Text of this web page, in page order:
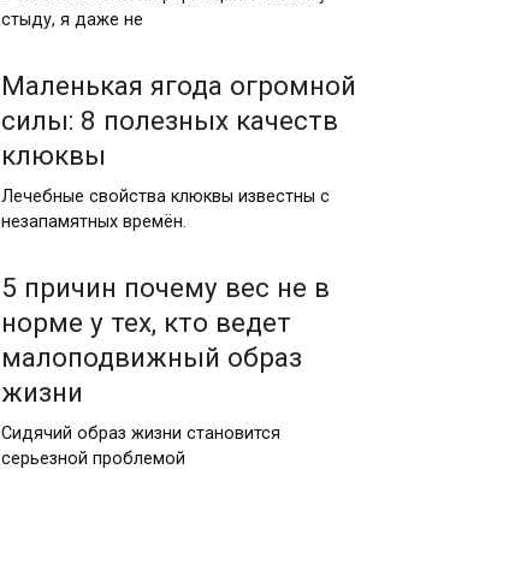
стыду, я даже не
Маленькая ягода огромной
силы: 8 полезных качеств
клюквы
Лечебные свойства клюквы известны с
незапамятных времён.
5 причин почему вес не в
норме у тех, кто ведет
малоподвижный образ
жизни
Сидячий образ жизни становится
серьезной проблемой